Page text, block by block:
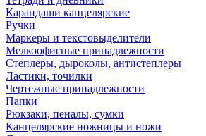
Карандаши канцелярские
Ручки
Маркеры и текстовыделители
Мелкоофисные принадлежности
Степлеры, дыроколы, антистеплеры
Ластики, точилки
Чертежные принадлежности
Папки
Рюкзаки, пеналы, сумки
Канцелярские ножницы и ножи